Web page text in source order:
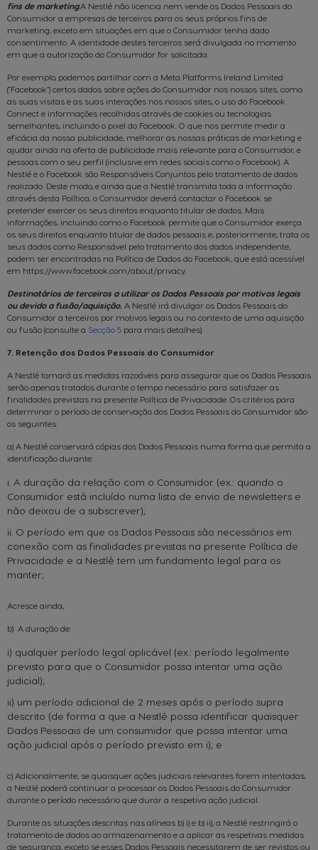
fins de marketing.A Nestlé não licencia nem vende os Dados Pessoais do
Consumidor a empresas de terceiros para os seus próprios fins de
marketing, exceto em situações em que o Consumidor tenha dado
consentimento. A identidade destes terceiros será divulgada no momento
em que a autorização do Consumidor for solicitada.
Por exemplo, podemos partilhar com a Meta Platforms Ireland Limited
("Facebook") certos dados sobre ações do Consumidor nos nossos sites, como
as suas visitas e as suas interações nos nossos sites, o uso do Facebook
Connect e informações recolhidas através de cookies ou tecnologias
semelhantes, incluindo o pixel do Facebook. O que nos permite medir a
eficácia da nossa publicidade, melhorar as nossas práticas de marketing e
ajudar ainda na oferta de publicidade mais relevante para o Consumidor, e
pessoas com o seu perfil (inclusive em redes sociais como o Facebook). A
Nestlé e o Facebook são Responsáveis Conjuntos pelo tratamento de dados
realizado. Deste modo, e ainda que a Nestlé transmita toda a informação
através desta Política, o Consumidor deverá contactar o Facebook se
pretender exercer os seus direitos enquanto titular de dados. Mais
informações, incluindo como o Facebook permite que o Consumidor exerça
os seus direitos enquanto titular de dados pessoais e, posteriormente, trata os
seus dados como Responsável pelo tratamento dos dados independente,
podem ser encontradas na Política de Dados do Facebook, que está acessível
em https://www.facebook.com/about/privacy.
Destinatários de terceiros a utilizar os Dados Pessoais por motivos legais
ou devido a fusão/aquisição. A Nestlé irá divulgar os Dados Pessoais do
Consumidor a terceiros por motivos legais ou no contexto de uma aquisição
ou fusão (consulte a Secção 5 para mais detalhes).
7. Retenção dos Dados Pessoais do Consumidor
A Nestlé tomará as medidas razoáveis para assegurar que os Dados Pessoais
serão apenas tratados durante o tempo necessário para satisfazer as
finalidades previstas na presente Política de Privacidade. Os critérios para
determinar o período de conservação dos Dados Pessoais do Consumidor são
os seguintes:
a) A Nestlé conservará cópias dos Dados Pessoais numa forma que permita a
identificação durante:
i. A duração da relação com o Consumidor (ex.: quando o
Consumidor está incluído numa lista de envio de newsletters e
não deixou de a subscrever);
ii. O período em que os Dados Pessoais são necessários em
conexão com as finalidades previstas na presente Política de
Privacidade e a Nestlé tem um fundamento legal para os
manter;
Acresce ainda,
b) A duração de:
i) qualquer período legal aplicável (ex.: período legalmente
previsto para que o Consumidor possa intentar uma ação
judicial);
ii) um período adicional de 2 meses após o período supra
descrito (de forma a que a Nestlé possa identificar quaisquer
Dados Pessoais de um consumidor que possa intentar uma
ação judicial após o período previsto em i); e
c) Adicionalmente, se quaisquer ações judiciais relevantes forem intentadas,
a Nestlé poderá continuar a processar os Dados Pessoais do Consumidor
durante o período necessário que durar a respetiva ação judicial.
Durante as situações descritas nas alíneas b) i) e b) ii), a Nestlé restringirá o
tratamento de dados ao armazenamento e a aplicar as respetivas medidas
de segurança, exceto se esses Dados Pessoais necessitarem de ser revistos ou